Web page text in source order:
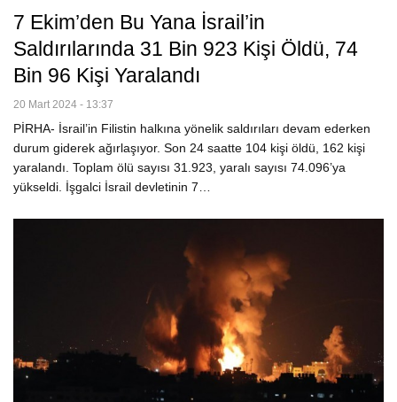
7 Ekim’den Bu Yana İsrail’in
Saldırılarında 31 Bin 923 Kişi Öldü, 74
Bin 96 Kişi Yaralandı
20 Mart 2024 - 13:37
PİRHA- İsrail’in Filistin halkına yönelik saldırıları devam ederken
durum giderek ağırlaşıyor. Son 24 saatte 104 kişi öldü, 162 kişi
yaralandı. Toplam ölü sayısı 31.923, yaralı sayısı 74.096’ya
yükseldi. İşgalci İsrail devletinin 7…